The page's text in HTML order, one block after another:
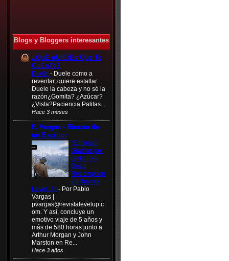
Blogs y Bloggers interesantes
¿QuÈ qUiErEs Que Te
CuEnTe?
Duele - Duele como a
reventar, quiere estallar...
Duele la cabeza y no sé la
razón¿Gomita? ¿Azúcar?
¿Vista?Paciencia Palitas...
Hace 3 meses
P. Vargas - Rincón de
un Escritor
(Editorial)
Gracias por
tanto Red
Dead
Redemption
2 | Revista
Level Up - Por Pablo
Vargas |
pvargas@revistalevelup.c
om. Y así, concluye un
emotivo viaje de 5 años y
más de 580 horas junto a
Arthur Morgan y John
Marston en Re...
Hace 3 años